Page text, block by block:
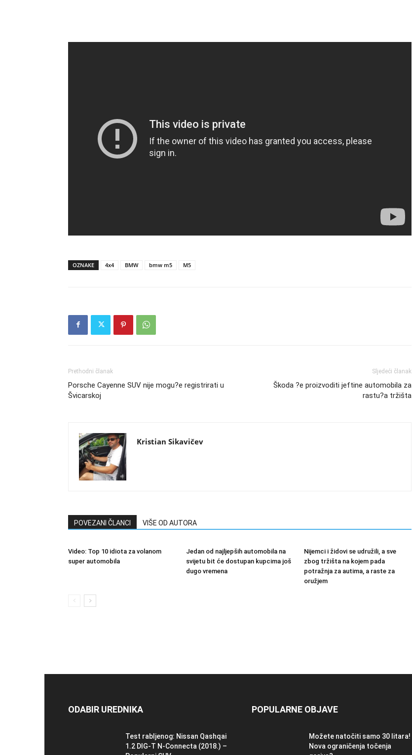
OZNAKE 4x4 BMW bmw m5 M5
Prethodni članak
Porsche Cayenne SUV nije mogu?e registrirati u
Švicarskoj
Sljedeći članak
Škoda ?e proizvoditi jeftine automobila za
rastu?a tržišta
Kristian Sikavičev
POVEZANI ČLANCI VIŠE OD AUTORA
Video: Top 10 idiota za volanom
super automobila
Jedan od najljepših automobila na
svijetu bit će dostupan kupcima još
dugo vremena
Nijemci i židovi se udružili, a sve
zbog tržišta na kojem pada
potražnja za autima, a raste za
oružjem
ODABIR UREDNIKA
Test rabljenog: Nissan Qashqai
1.2 DIG-T N-Connecta (2018.) –
POPULARNE OBJAVE
Možete natočiti samo 30 litara!
Nova ograničenja točenja